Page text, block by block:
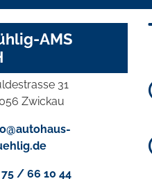
AMS
31
Zwickau
/ 66 10 44